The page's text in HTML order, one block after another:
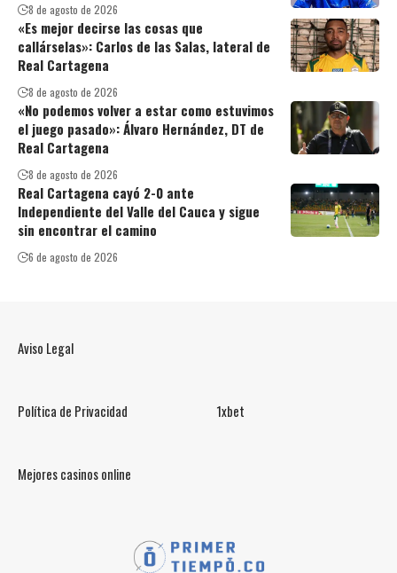
8 de agosto de 2026
«Es mejor decirse las cosas que
callárselas»: Carlos de las Salas, lateral de
Real Cartagena
8 de agosto de 2026
«No podemos volver a estar como estuvimos
el juego pasado»: Álvaro Hernández, DT de
Real Cartagena
8 de agosto de 2026
Real Cartagena cayó 2-0 ante
Independiente del Valle del Cauca y sigue
sin encontrar el camino
6 de agosto de 2026
Aviso Legal
Política de Privacidad 1xbet
Mejores casinos online